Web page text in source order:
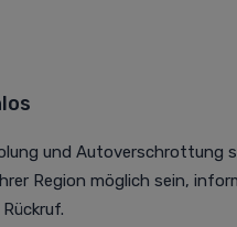
und Autoverschrottung
Region möglich sein,